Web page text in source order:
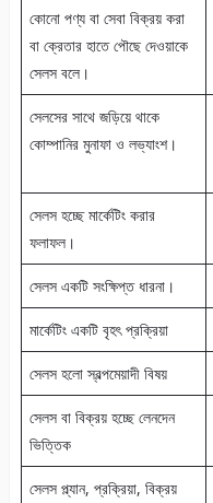
কোনো পণ্য বা সেবা বিক্রয় করা
বা ক্রেতার হাতে পৌছে দেওয়াকে
সেলস বলে।
সেলসের সাথে জড়িয়ে থাকে
কোম্পানির মুনাফা ও লভ্যাংশ।
সেলস হচ্ছে মার্কেটিং করার
ফলাফল।
সেলস একটি সংক্ষিপ্ত ধারনা।
মার্কেটিং একটি বৃহৎ প্রক্রিয়া
সেলস হলো স্বল্পমেয়াদী বিষয়
সেলস বা বিক্রয় হচ্ছে লেনদেন
ভিত্তিক
সেলস প্ল্যান, প্রক্রিয়া, বিক্রয়